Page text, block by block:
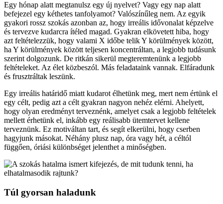
Egy hónap alatt megtanulsz egy új nyelvet? Vagy egy nap alatt
befejezel egy kéthetes tanfolyamot? Valószínűleg nem. Az egyik
gyakori rossz szokás azonban az, hogy irreális idővonalat képzelve
és tervezve kudarcra ítéled magad. Gyakran elkövetett hiba, hogy
azt feltételezzük, hogy valami X időbe telik Y körülmények között,
ha Y körülmények között teljesen koncentráltan, a legjobb tudásunk
szerint dolgozunk. De ritkán sikerül megteremtenünk a legjobb
feltételeket. Az élet közbeszól. Más feladataink vannak. Elfáradunk
és frusztráltak leszünk.
Egy irreális határidő miatt kudarot élhetünk meg, mert nem értünk el
egy célt, pedig azt a célt gyakran nagyon nehéz elérni. Ahelyett,
hogy olyan eredményt terveznénk, amelyet csak a legjobb feltételek
mellett érhetünk el, inkább egy reálisabb ütemtervet kellene
terveznünk. Ez motiváltan tart, és segít elkerülni, hogy cserben
hagyjunk másokat. Néhány plusz nap, óra vagy hét, a céltól
függően, óriási különbséget jelenthet a minőségben.
Túl gyorsan haladunk